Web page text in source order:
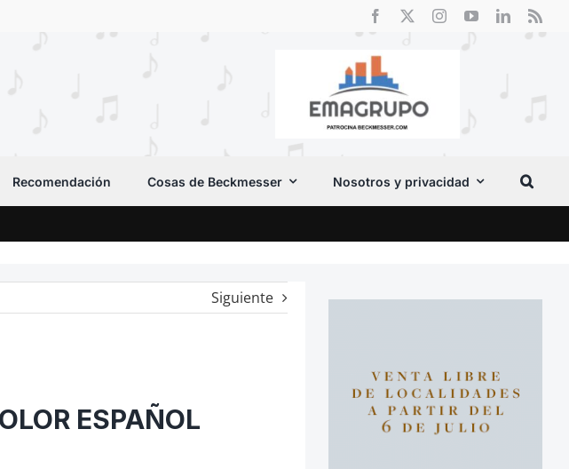
Recomendación Cosas de Beckmesser Nosotros y privacidad
Siguiente
ESPAÑOL